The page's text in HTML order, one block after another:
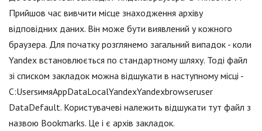
Прийшов час вивчити місце знаходження архіву
відповідних даних. Він може бути виявлений у кожного
браузера. Для початку розглянемо загальний випадок - коли
Yandex встановлюється по стандартному шляху. Тоді файл
зі списком закладок можна відшукати в наступному місці -
C:UsersимяAppDataLocalYandexYandexbrowseruser
DataDefault. Користувачеві належить відшукати тут файл з
назвою Bookmarks. Це і є архів закладок.